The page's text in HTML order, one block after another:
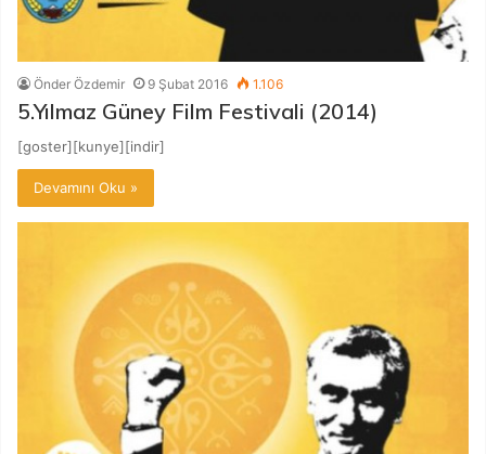
Önder Özdemir 9 Şubat 2016 1.106
5.Yılmaz Güney Film Festivali (2014)
[goster][kunye][indir]
Devamını Oku »